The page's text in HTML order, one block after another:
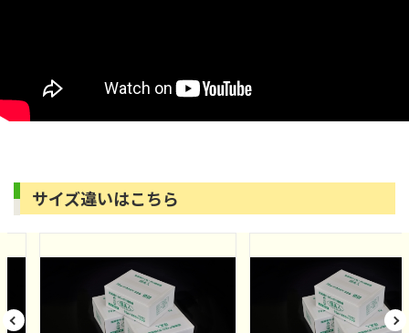
サイズ違いはこちら